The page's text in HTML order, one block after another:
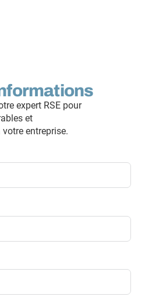
expert RSE pour
et
entreprise.